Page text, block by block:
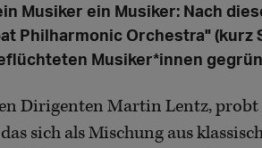
Musiker ein Musiker: Nach
Philharmonic Orchestra" (kurz
Musiker*innen
Dirigenten Martin Lentz, probt
sich als Mischung aus